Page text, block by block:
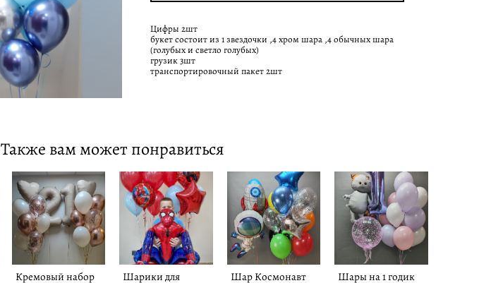
Цифры 2шт
букет состоит из 1 звездочки ,4 хром шара ,4 обычных шара
(голубых и светло голубых)
грузик 3шт
транспортировочный пакет 2шт
Также вам может понравиться
Кремовый набор Шарики для Шар Космонавт
Шары на 1 годик